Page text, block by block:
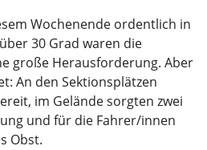
Wochenende ordentlich in
30 Grad waren die
große Herausforderung. Aber
An den Sektionsplätzen
im Gelände sorgten zwei
und für die Fahrer/innen
Obst.